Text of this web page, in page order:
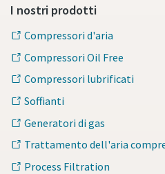
I nostri prodotti
Compressori d'aria
Compressori Oil Free
Compressori lubrificati
Soffianti
Generatori di gas
Trattamento dell'aria
Process Filtration